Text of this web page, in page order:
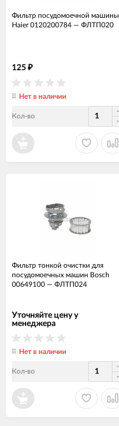
Фильтр посудомоечной машины
Haier 0120200784 — ФЛТП020
125 ₽
Нет в наличии
Кол-во
Фильтр тонкой очистки для
посудомоечных машин Bosch
00649100 — ФЛТП024
Уточняйте цену у
менеджера
Нет в наличии
Кол-во